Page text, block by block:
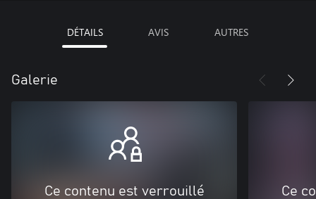
DÉTAILS AVIS AUTRES
Galerie
Ce contenu est verrouillé Ce